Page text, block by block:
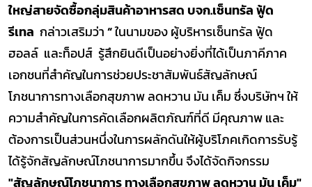
ใหญ่สายจัดซื้อกลุ่มสินค้าอาหารสด บจก.เซ็นทรัล ฟู้ด
รีเทล กล่าวเสริมว่า“ในนามของ ผู้บริหารเซ็นทรัล ฟู้ด
ฮอลล์ และท็อปส์ รู้สึกยินดีเป็นอย่างยิ่งที่ได้เป็นภาคีภาค
เอกชนที่สำคัญในการช่วยประชาสัมพันธ์สัญลักษณ์
โภชนาการทางเลือกสุขภาพ ลดหวาน มัน เค็ม ซึ่งบริษัทฯ ให้
ความสำคัญในการคัดเลือกผลิตภัณฑ์ที่ดี มีคุณภาพ และ
ต้องการเป็นส่วนหนึ่งในการผลักดันให้ผู้บริโภคเกิดการรับรู้
ได้รู้จักสัญลักษณ์โภชนาการมากขึ้น จึงได้จัดกิจกรรม
"สัญลักษณ์โภชนาการ ทางเลือกสุขภาพ ลดหวาน มัน เค็ม"